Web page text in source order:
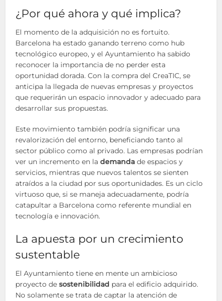
¿Por qué ahora y qué implica?
El momento de la adquisición no es fortuito.
Barcelona ha estado ganando terreno como hub
tecnológico europeo, y el Ayuntamiento ha sabido
reconocer la importancia de no perder esta
oportunidad dorada. Con la compra del CreaTIC, se
anticipa la llegada de nuevas empresas y proyectos
que requerirán un espacio innovador y adecuado para
desarrollar sus propuestas.
Este movimiento también podría significar una
revalorización del entorno, beneficiando tanto al
sector público como al privado. Las empresas podrían
ver un incremento en lademanda de espacios y
servicios, mientras que nuevos talentos se sienten
atraídos a la ciudad por sus oportunidades. Es un ciclo
virtuoso que, si se maneja adecuadamente, podría
catapultar a Barcelona como referente mundial en
tecnología e innovación.
La apuesta por un crecimiento
sustentable
El Ayuntamiento tiene en mente un ambicioso
proyecto desostenibilidad para el edificio adquirido.
No solamente se trata de captar la atención de